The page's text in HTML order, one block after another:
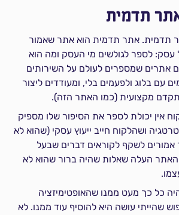
תדמית
תדמית. אתר תדמית הוא אתר שאמור
עסק: לספר לגולשים מי העסק ומה הוא
אתרים שמספרים לעולם על השירותים
עם בלוג ולפעמים בלי, ומעודדים ליצור
מקצועית (כמו האתר הזה).
אין יכולת לספר את הסיפור שלו מספיק
ושהלקוח חייב ייעוץ עסקי (שהוא לא
לשקף לקוראים דברים שבעל
העלה שאלות שהיה ברור שהוא לא
כל כך מעט ממנו שהאופטימיזציה
שהייתי עושה היא להוסיף עוד ממנו. לא